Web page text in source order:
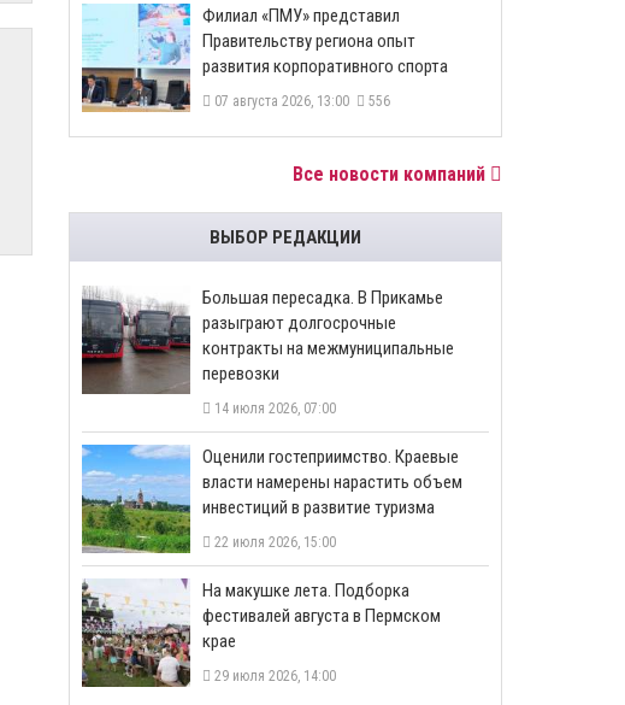
​Филиал «ПМУ» представил
Правительству региона опыт
развития корпоративного спорта
07 августа 2026, 13:00 556
Все новости компаний
ВЫБОР РЕДАКЦИИ
Большая пересадка. В Прикамье
разыграют долгосрочные
контракты на межмуниципальные
перевозки
14 июля 2026, 07:00
Оценили гостеприимство. Краевые
власти намерены нарастить объем
инвестиций в развитие туризма
22 июля 2026, 15:00
На макушке лета. Подборка
фестивалей августа в Пермском
крае
29 июля 2026, 14:00